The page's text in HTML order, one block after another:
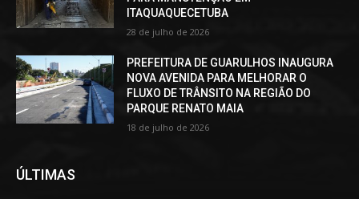
ITAQUAQUECETUBA
28 de julho de 2026
PREFEITURA DE GUARULHOS INAUGURA
NOVA AVENIDA PARA MELHORAR O
FLUXO DE TRÂNSITO NA REGIÃO DO
PARQUE RENATO MAIA
18 de julho de 2026
ÚLTIMAS